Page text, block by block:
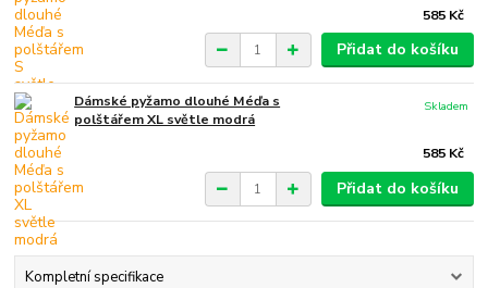
585 Kč
Přidat do košíku
Dámské pyžamo dlouhé Méďa s
polštářem XL světle modrá
585 Kč
Skladem
Přidat do košíku
Kompletní specifikace